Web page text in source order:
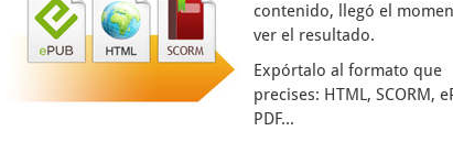
contenido, llegó el
ver el resultado.
Expórtalo al formato que
precises: HTML, SCORM,
PDF...